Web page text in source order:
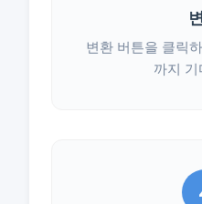
변환 버튼을 클릭
까지 기